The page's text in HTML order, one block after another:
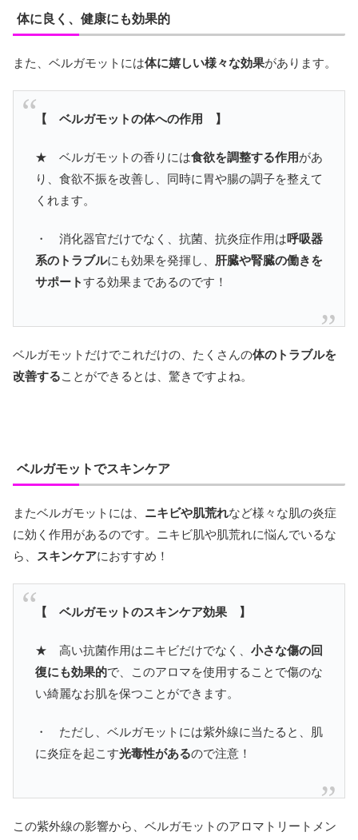
体に良く、健康にも効果的
また、ベルガモットには体に嬉しい様々な効果があります。
【 ベルガモットの体への作用 】
★ ベルガモットの香りには食欲を調整する作用があ
り、食欲不振を改善し、同時に胃や腸の調子を整えて
くれます。
・ 消化器官だけでなく、抗菌、抗炎症作用は呼吸器
系のトラブルにも効果を発揮し、 肝臓や腎臓の働きを
サポートする効果まであるのです！
ベルガモットだけでこれだけの、たくさんの体のトラブルを
改善することができるとは、驚きですよね。
ベルガモットでスキンケア
またベルガモットには、 ニキビや肌荒れなど様々な肌の炎症
に効く作用があるのです。ニキビ肌や肌荒れに悩んでいるな
ら、
スキンケアにおすすめ！
【 ベルガモットのスキンケア効果 】
★ 高い抗菌作用はニキビだけでなく、 小さな傷の回
復にも効果的で、このアロマを使用することで傷のな
い綺麗なお肌を保つことができます。
・ ただし、ベルガモットには紫外線に当たると、肌
に炎症を起こす光毒性があるので注意！
この紫外線の影響から、ベルガモットのアロマトリートメン